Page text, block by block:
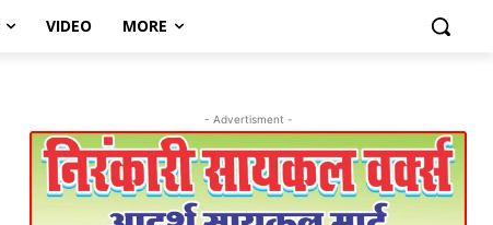
VIDEO MORE
- Advertisment -